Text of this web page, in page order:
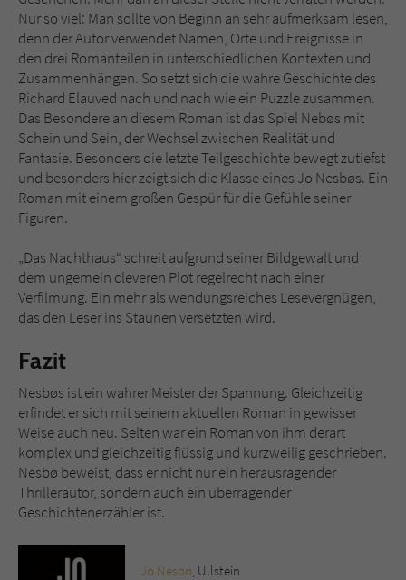
Nur so viel: Man sollte von Beginn an sehr aufmerksam lesen,
denn der Autor verwendet Namen, Orte und Ereignisse in
den drei Romanteilen in unterschiedlichen Kontexten und
Zusammenhängen. So setzt sich die wahre Geschichte des
Richard Elauved nach und nach wie ein Puzzle zusammen.
Das Besondere an diesem Roman ist das Spiel Nebøs mit
Schein und Sein, der Wechsel zwischen Realität und
Fantasie. Besonders die letzte Teilgeschichte bewegt zutiefst
und besonders hier zeigt sich die Klasse eines Jo Nesbøs. Ein
Roman mit einem großen Gespür für die Gefühle seiner
Figuren.
„Das Nachthaus“ schreit aufgrund seiner Bildgewalt und
dem ungemein cleveren Plot regelrecht nach einer
Verfilmung. Ein mehr als wendungsreiches Lesevergnügen,
das den Leser ins Staunen versetzten wird.
Fazit
Nesbøs ist ein wahrer Meister der Spannung. Gleichzeitig
erfindet er sich mit seinem aktuellen Roman in gewisser
Weise auch neu. Selten war ein Roman von ihm derart
komplex und gleichzeitig flüssig und kurzweilig geschrieben.
Nesbø beweist, dass er nicht nur ein herausragender
Thrillerautor, sondern auch ein überragender
Geschichtenerzähler ist.
Jo Nesbø, Ullstein